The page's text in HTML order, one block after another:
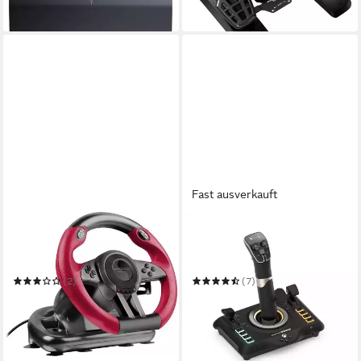
in 3-4 Werktagen bei dir
SPEEDLINK
TRAILBLAZER Racing Wheel
Gaming-Lenkrad
(2)
ab 79,97 €
in 4-5 Werktagen bei dir
Fast ausverkauft
VelocityOne, Joystick für
Flugsimulator, für Xbox/PC
Controller(7)
UVP
129,99 €
10,61 €mtl. in 12 Raten
-11%
in 4-5 Werktagen bei dir